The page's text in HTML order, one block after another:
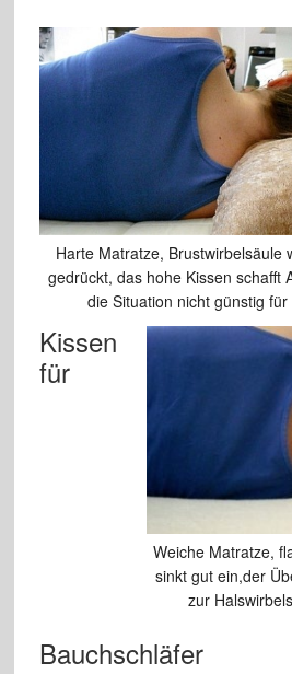
Harte Matratze, Brustwirbelsäule
gedrückt, das hohe Kissen schafft
die Situation nicht günstig für
Weiche Matratze,
sinkt gut ein,der
zur
Kissen
für
Bauchschläfer